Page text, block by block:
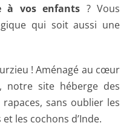
à vos enfants ? Vous
qui soit aussi une
! Aménagé au cœur
notre site héberge des
sans oublier les
les cochons d’Inde.